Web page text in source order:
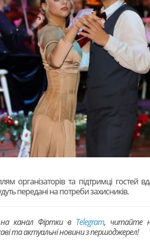
організаторів та підтримці гостей
передані на потреби захисників.
на канал Фіртки в Telegram, читайте
та актуальні новини з першоджерел!